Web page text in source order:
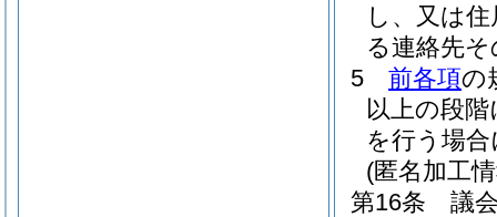
し、又は
る連絡先
5
前各項の
以上の段
を行う場
(匿名加工
第16条
議